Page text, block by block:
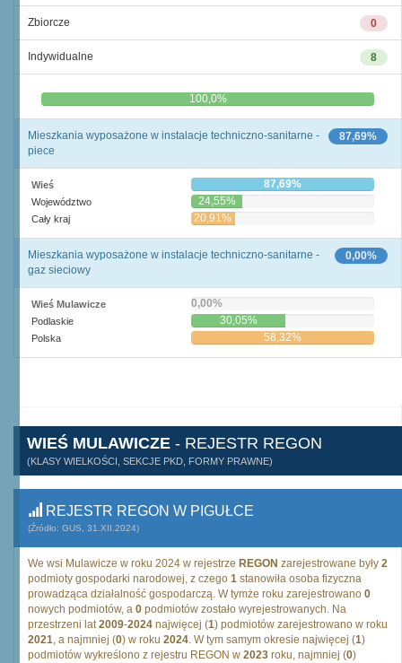
0
Zbiorcze
8
Indywidualne
0,0% 100,0%
87,69%
Mieszkania wyposażone w instalacje techniczno-sanitarne -
piece
Wieś 87,69%
Województwo 24,55%
Cały kraj 20,91%
0,00%
Mieszkania wyposażone w instalacje techniczno-sanitarne -
gaz sieciowy
Wieś Mulawicze 0,00%
Podlaskie 30,05%
Polska 58,32%
WIEŚ MULAWICZE - REJESTR REGON
(KLASY WIELKOŚCI, SEKCJE PKD, FORMY PRAWNE)
REJESTR REGON W PIGUŁCE
(Źródło: GUS, 31.XII.2024)
We wsi Mulawicze w roku 2024 w rejestrze REGON zarejestrowane były 2
podmioty gospodarki narodowej, z czego 1 stanowiła osoba fizyczna
prowadząca działalność gospodarczą. W tymże roku zarejestrowano 0
nowych podmiotów, a 0 podmiotów zostało wyrejestrowanych. Na
przestrzeni lat2009-2024 najwięcej (1) podmiotów zarejestrowano w roku
2021, a najmniej (0) w roku 2024. W tym samym okresie najwięcej (1)
podmiotów wykreślono z rejestru REGON w 2023 roku, najmniej (0)